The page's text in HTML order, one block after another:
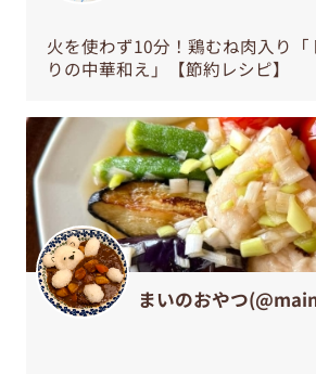
火を使わず10分！鶏むね肉入り「
りの中華和え」【節約レシピ】
まいのおやつ